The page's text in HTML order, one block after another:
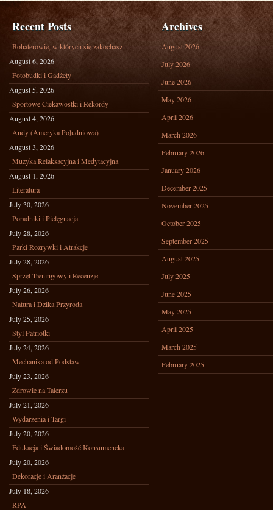
Recent Posts
Bohaterowie, w których się zakochasz
August 6, 2026
Fotobudki i Gadżety
August 5, 2026
Sportowe Ciekawostki i Rekordy
August 4, 2026
Andy (Ameryka Południowa)
August 3, 2026
Muzyka Relaksacyjna i Medytacyjna
August 1, 2026
Literatura
July 30, 2026
Poradniki i Pielęgnacja
July 28, 2026
Parki Rozrywki i Atrakcje
July 28, 2026
Sprzęt Treningowy i Recenzje
July 26, 2026
Natura i Dzika Przyroda
July 25, 2026
Styl Patriotki
July 24, 2026
Mechanika od Podstaw
July 23, 2026
Zdrowie na Talerzu
July 21, 2026
Wydarzenia i Targi
July 20, 2026
Edukacja i Świadomość Konsumencka
July 20, 2026
Dekoracje i Aranżacje
July 18, 2026
RPA
Archives
August 2026
July 2026
June 2026
May 2026
April 2026
March 2026
February 2026
January 2026
December 2025
November 2025
October 2025
September 2025
August 2025
July 2025
June 2025
May 2025
April 2025
March 2025
February 2025